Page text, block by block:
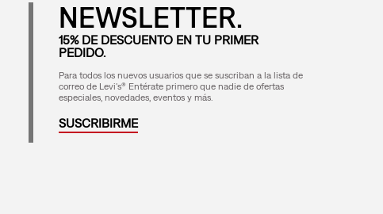
NEWSLETTER.
15% DE DESCUENTO EN TU PRIMER
PEDIDO.
Para todos los nuevos usuarios que se suscriban a la lista de
correo de Levi's® Entérate primero que nadie de ofertas
especiales, novedades, eventos y más.
SUSCRIBIRME